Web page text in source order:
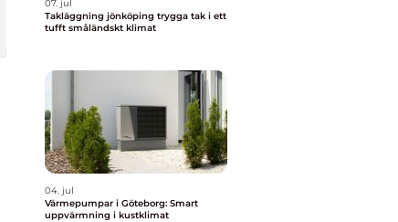
07. jul
Takläggning jönköping trygga tak i ett
tufft småländskt klimat
04. jul
Värmepumpar i Göteborg: Smart
uppvärmning i kustklimat